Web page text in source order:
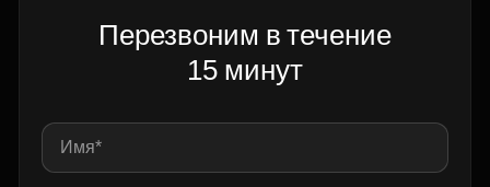
Перезвоним в течение
15 минут